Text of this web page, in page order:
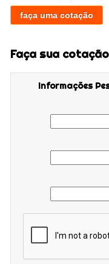
faça uma cotação
Faça sua cotação
Informações